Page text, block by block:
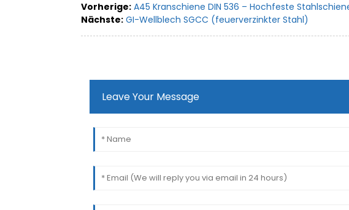
Vorherige: A45 Kranschiene DIN 536 – Hochfeste
Nächste: GI-Wellblech SGCC (feuerverzinkter Stahl)
Leave Your Message